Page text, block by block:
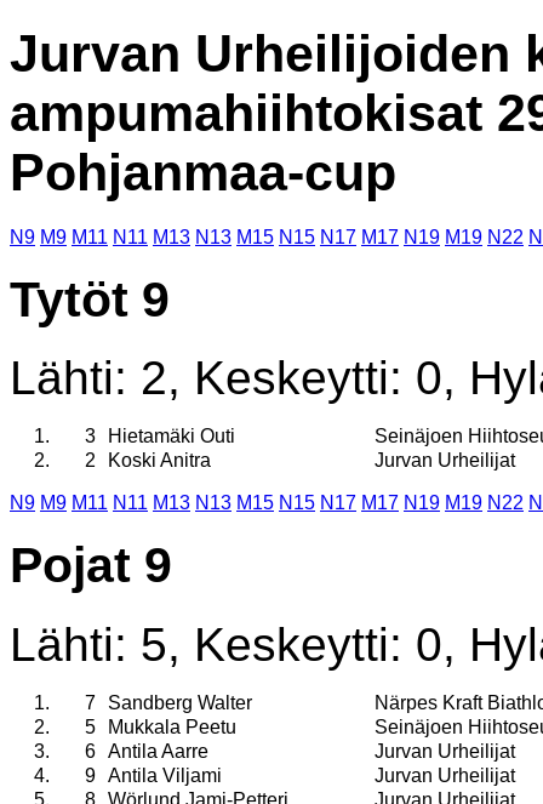
Jurvan Urheilijoiden
ampumahiihtokisat
Pohjanmaa-cup
N9 M9 M11 N11 M13 N13 M15 N15 N17 M17 N19 M19 N22 N
Tytöt 9
Lähti: 2, Keskeytti: 0,
1. 3 Hietamäki Outi
Seinäjoen
2.
2 Koski Anitra Jurvan Urheilijat
N9 M9 M11 N11 M13 N13 M15 N15 N17 M17 N19 M19 N22 N
Pojat 9
Lähti: 5, Keskeytti: 0,
1. 7 Sandberg Walter
Närpes Kraft
2.
5 Mukkala Peetu
Seinäjoen
3.
6 Antila Aarre
Jurvan Urheilijat
4.
9 Antila Viljami
Jurvan Urheilijat
5.
8 Wörlund Jami-Petteri Jurvan Urheilijat